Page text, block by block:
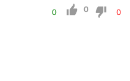
0 0 0